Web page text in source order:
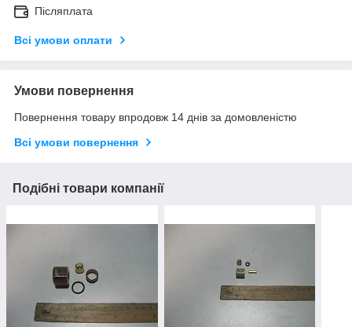
Післяплата
Всі умови оплати
Умови повернення
Повернення товару впродовж 14 днів за домовленістю
Всі умови повернення
Подібні товари компанії